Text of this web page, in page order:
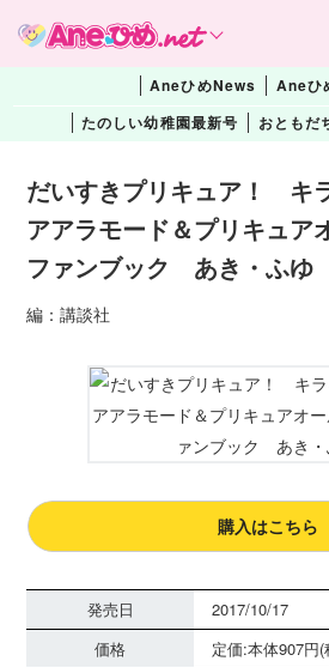
AneひめNews
Aneひ
たのしい幼稚園最新号
おともだ
だいすきプリキュア！ キ
アアラモード＆プリキュア
ファンブック あき・ふゆ
編：講談社
購入はこちら
発売日
2017/10/17
価格
定価:本体907円(